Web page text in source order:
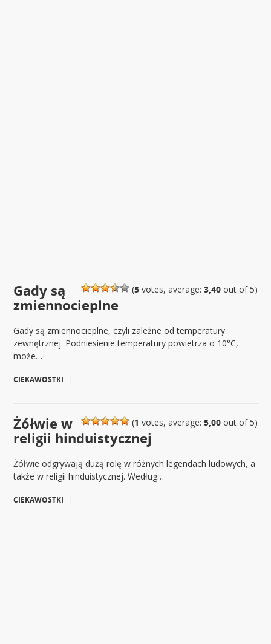
(5votes, average: 3,40out of 5)
Gady są
zmiennocieplne
Gady są zmiennocieplne, czyli zależne od temperatury
zewnętrznej. Podniesienie temperatury powietrza o 10°C,
może…
CIEKAWOSTKI
(1 votes, average: 5,00out of 5)
Żółwie w
religii hinduistycznej
Żółwie odgrywają dużą rolę w różnych legendach ludowych, a
także w religii hinduistycznej. Według…
CIEKAWOSTKI